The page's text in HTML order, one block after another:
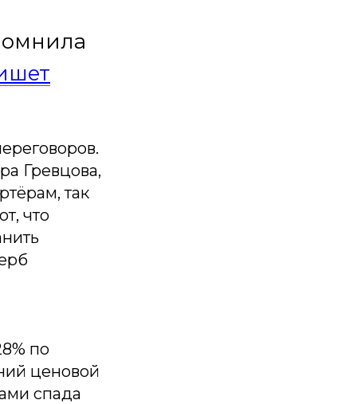
Гревцова,
так
что
по
ценовой
спада